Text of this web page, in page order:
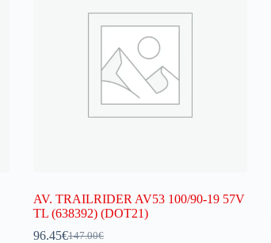
AV. TRAILRIDER AV53 100/90-19 57V
TL (638392) (DOT21)
147.00€
96.45€